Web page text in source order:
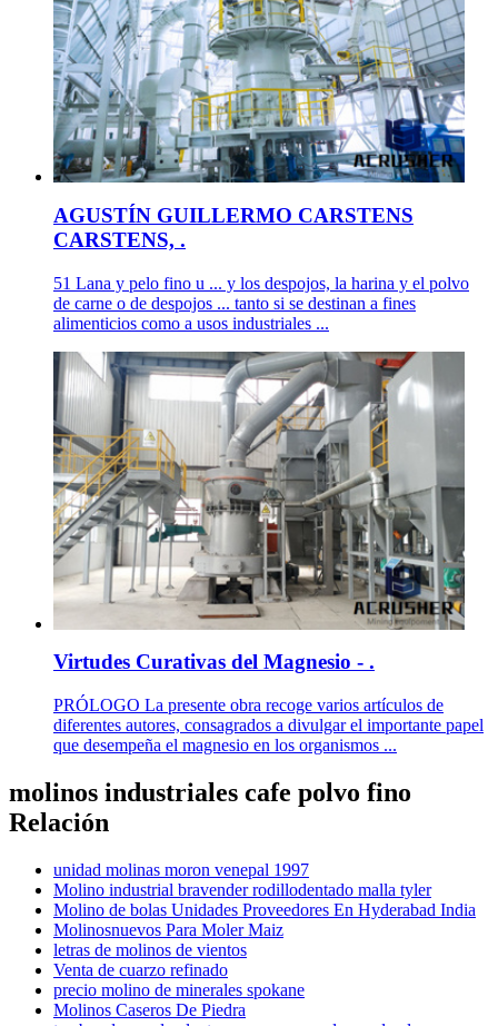
AGUSTÍN GUILLERMO CARSTENS
CARSTENS, .
51 Lana y pelo fino u ... y los despojos, la harina y el polvo
de carne o de despojos ... tanto si se destinan a fines
alimenticios como a usos industriales ...
Virtudes Curativas del Magnesio - .
PRÓLOGO La presente obra recoge varios artículos de
diferentes autores, consagrados a divulgar el importante papel
que desempeña el magnesio en los organismos ...
molinos industriales cafe polvo fino
Relación
unidad molinas moron venepal 1997
Molino industrial bravender rodillodentado malla tyler
Molino de bolas Unidades Proveedores En Hyderabad India
Molinosnuevos Para Moler Maiz
letras de molinos de vientos
Venta de cuarzo refinado
precio molino de minerales spokane
Molinos Caseros De Piedra